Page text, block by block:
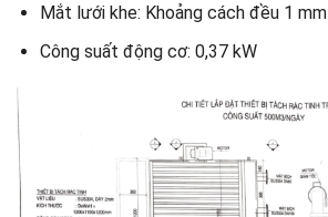
Mắt lưới khe: Khoảng cách đều 1 mm
Công suất động cơ: 0,37 kW